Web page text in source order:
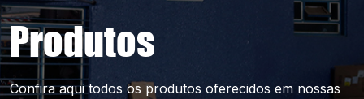
Produtos
Confira aqui todos os produtos oferecidos em nossas